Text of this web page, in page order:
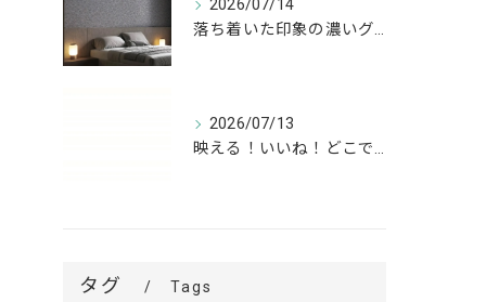
2026/07/14
落ち着いた印象の濃いグレーが、お部屋をワンランク上の空間へ。
2026/07/13
映える！いいね！どこでも高槻✨
タグ Tags